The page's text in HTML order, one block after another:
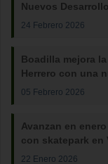
Nuevos
24 Febrero 2026
Boadilla mejora
Herrero con una
05 Febrero 2026
Avanzan en
con skatepark en
22 Enero 2026